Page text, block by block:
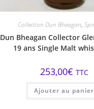
Collection Dun Bheagan,
Dun Bheagan Collector
19 ans Single Malt
253,00€ TTC
Ajouter au panier